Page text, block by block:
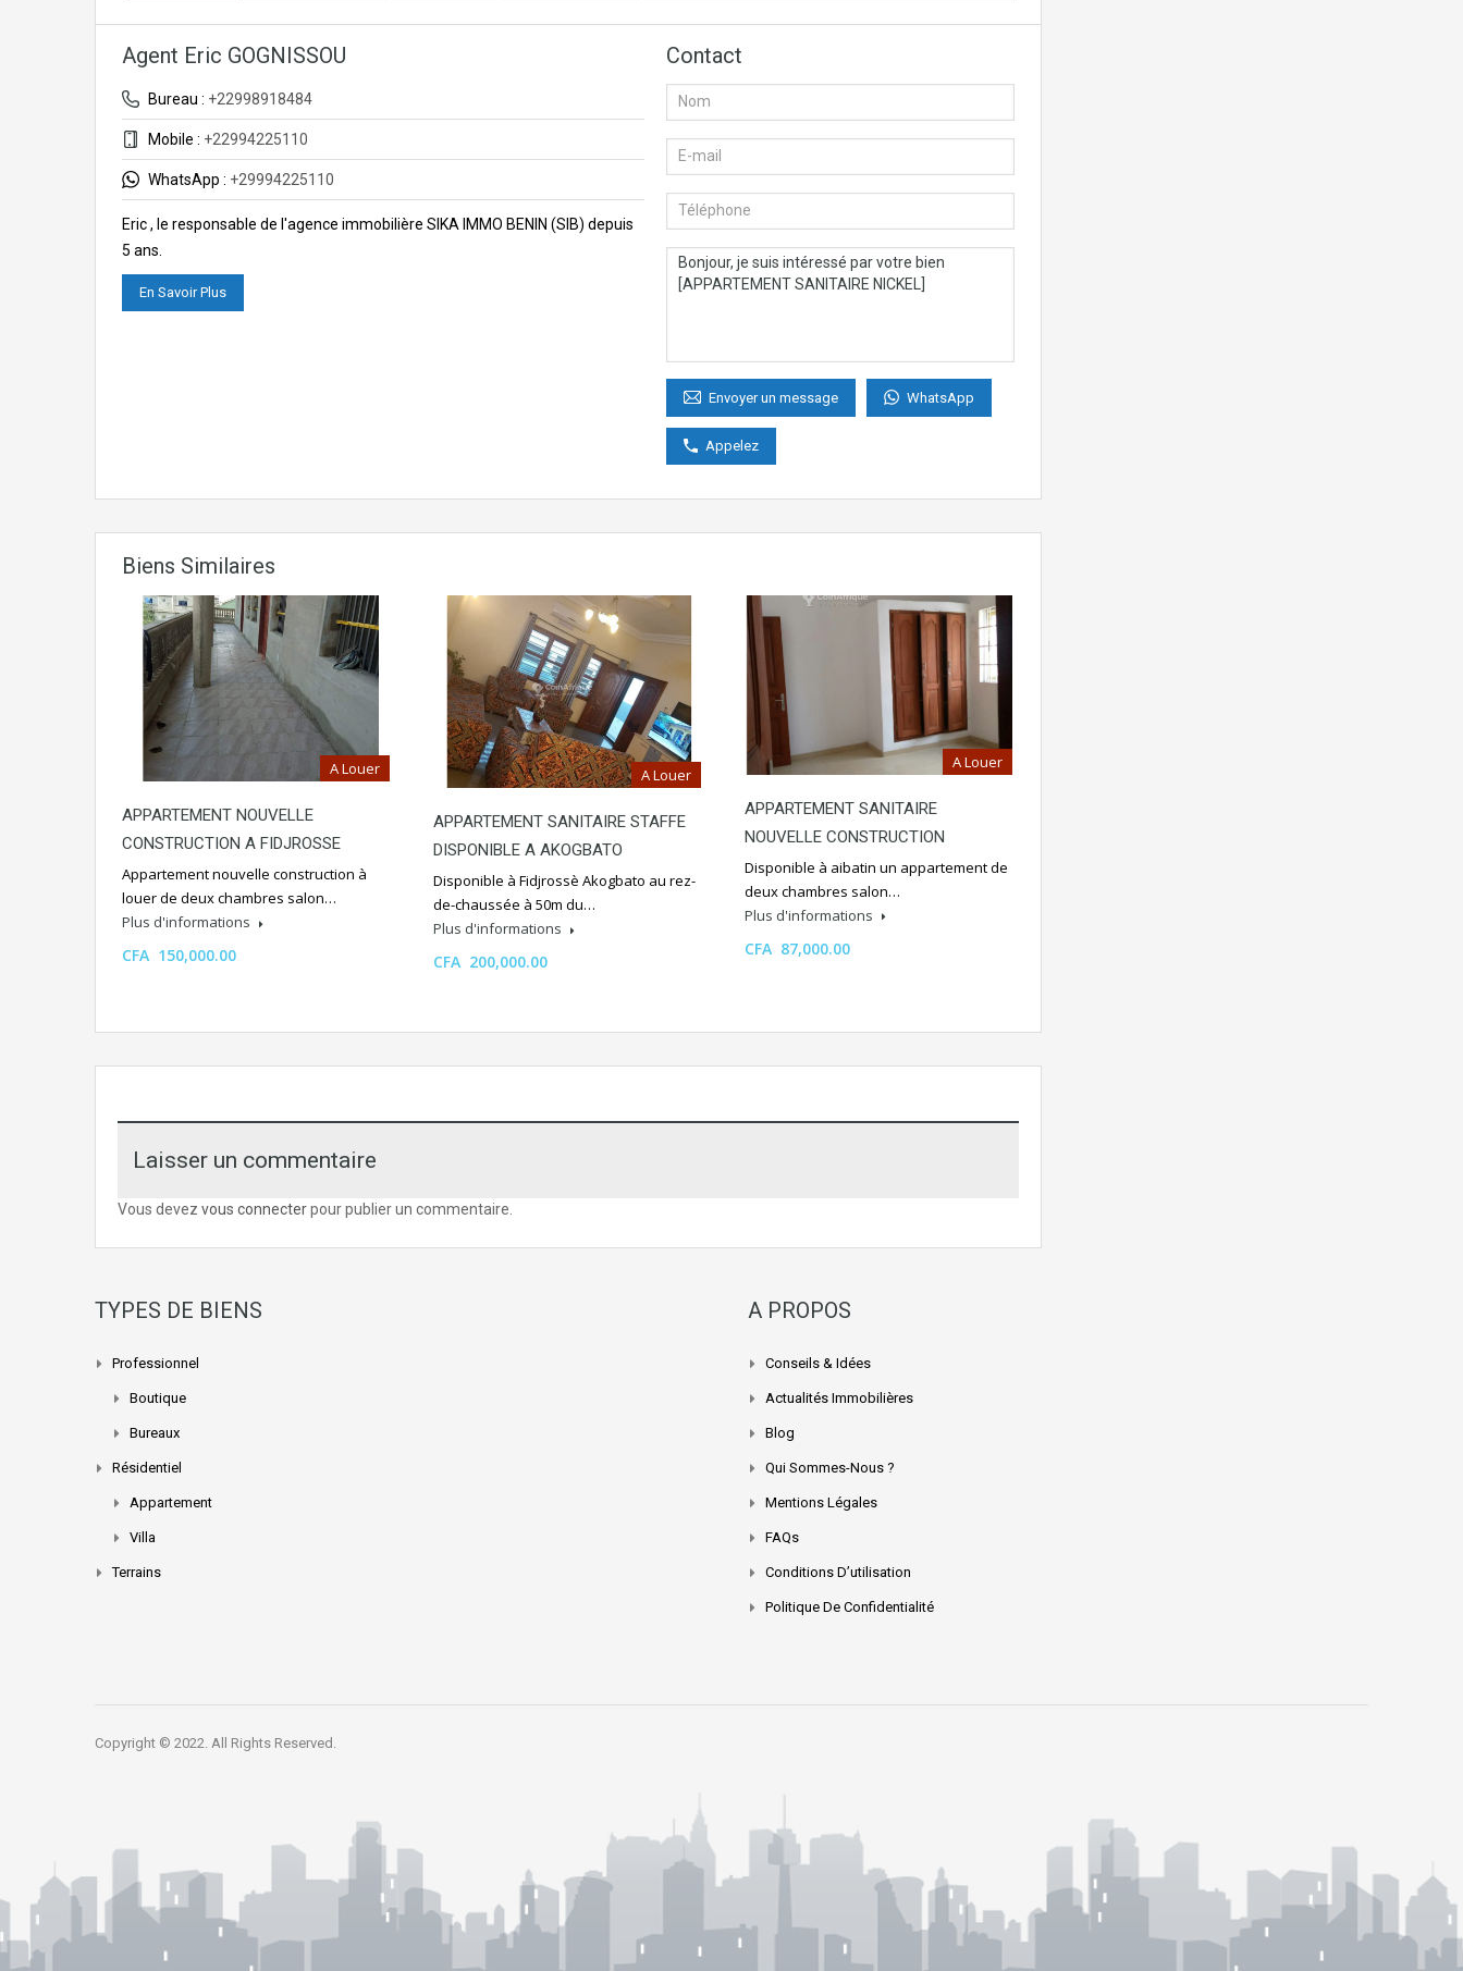
Agent Eric GOGNISSOU
Bureau : +22998918484
Mobile : +22994225110
WhatsApp : +29994225110
Eric , le responsable de l'agence immobilière SIKA IMMO BENIN (SIB) depuis
5 ans.
En Savoir Plus
Contact
Envoyer un message WhatsApp
Appelez
Biens Similaires
A Louer
APPARTEMENT NOUVELLE
CONSTRUCTION A FIDJROSSE
Appartement nouvelle construction à
louer de deux chambres salon…
Plus d'informations
CFA 150,000.00
A Louer
APPARTEMENT SANITAIRE STAFFE
DISPONIBLE A AKOGBATO
Disponible à Fidjrossè Akogbato au rez-
de-chaussée à 50m du…
Plus d'informations
CFA 200,000.00
A Louer
APPARTEMENT SANITAIRE
NOUVELLE CONSTRUCTION
Disponible à aibatin un appartement de
deux chambres salon…
Plus d'informations
CFA 87,000.00
Laisser un commentaire
Vous devez vous connecterpour publier un commentaire.
TYPES DE BIENS
Professionnel
Boutique
Bureaux
Résidentiel
Appartement
Villa
Terrains
A PROPOS
Conseils & Idées
Actualités Immobilières
Blog
Qui Sommes-Nous ?
Mentions Légales
FAQs
Conditions D’utilisation
Politique De Confidentialité
Copyright © 2022. All Rights Reserved.